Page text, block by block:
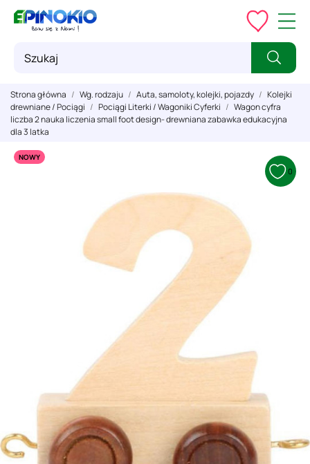
Strona główna Wg. rodzaju Auta, samoloty, kolejki, pojazdy
Kolejki
drewniane / Pociągi
Pociągi Literki / Wagoniki Cyferki
Wagon cyfra
liczba 2 nauka liczenia small foot design- drewniana zabawka edukacyjna
dla 3 latka
NOWY
0